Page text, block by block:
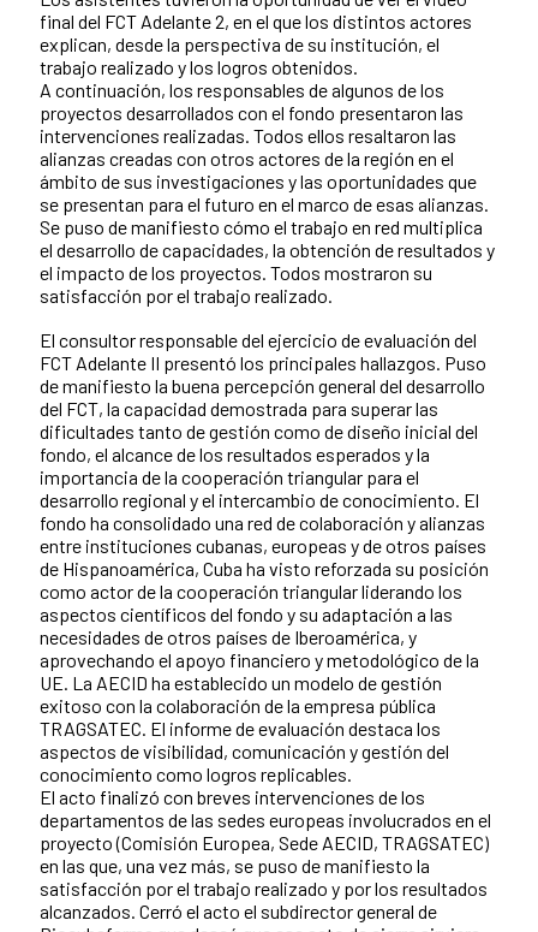
final del FCT Adelante 2, en el que los distintos actores
explican, desde la perspectiva de su institución, el
trabajo realizado y los logros obtenidos.
A continuación, los responsables de algunos de los
proyectos desarrollados con el fondo presentaron las
intervenciones realizadas. Todos ellos resaltaron las
alianzas creadas con otros actores de la región en el
ámbito de sus investigaciones y las oportunidades que
se presentan para el futuro en el marco de esas alianzas.
Se puso de manifiesto cómo el trabajo en red multiplica
el desarrollo de capacidades, la obtención de resultados y
el impacto de los proyectos. Todos mostraron su
satisfacción por el trabajo realizado.
El consultor responsable del ejercicio de evaluación del
FCT Adelante II presentó los principales hallazgos. Puso
de manifiesto la buena percepción general del desarrollo
del FCT, la capacidad demostrada para superar las
dificultades tanto de gestión como de diseño inicial del
fondo, el alcance de los resultados esperados y la
importancia de la cooperación triangular para el
desarrollo regional y el intercambio de conocimiento. El
fondo ha consolidado una red de colaboración y alianzas
entre instituciones cubanas, europeas y de otros países
de Hispanoamérica, Cuba ha visto reforzada su posición
como actor de la cooperación triangular liderando los
aspectos científicos del fondo y su adaptación a las
necesidades de otros países de Iberoamérica, y
aprovechando el apoyo financiero y metodológico de la
UE. La AECID ha establecido un modelo de gestión
exitoso con la colaboración de la empresa pública
TRAGSATEC. El informe de evaluación destaca los
aspectos de visibilidad, comunicación y gestión del
conocimiento como logros replicables.
El acto finalizó con breves intervenciones de los
departamentos de las sedes europeas involucrados en el
proyecto (Comisión Europea, Sede AECID, TRAGSATEC)
en las que, una vez más, se puso de manifiesto la
satisfacción por el trabajo realizado y por los resultados
alcanzados. Cerró el acto el subdirector general de